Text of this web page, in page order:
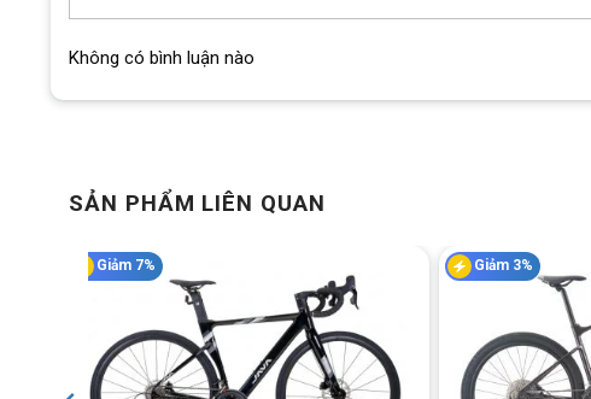
Không có bình luận nào
SẢN PHẨM LIÊN QUAN
Giảm 7% Giảm 3%